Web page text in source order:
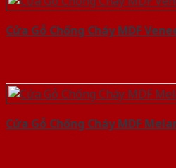
Cửa Gỗ Chống Cháy MDF
Cửa Gỗ Chống Cháy MDF